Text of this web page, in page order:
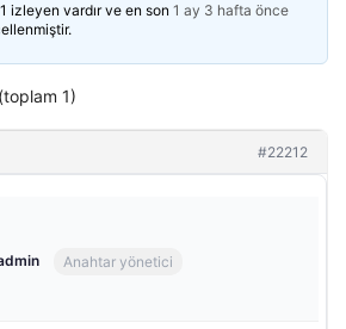
izleyen vardır ve en son 1 ay 3 hafta önce
1)
#22212
Anahtar yönetici